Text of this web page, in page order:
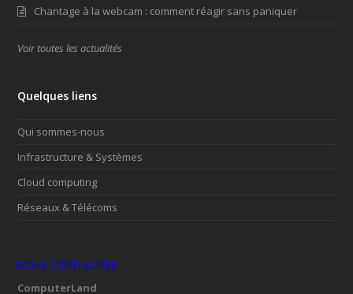
Chantage à la webcam : comment réagir sans paniquer
Voir toutes les actualités
Quelques liens
Qui sommes-nous
Infrastructure & Systèmes
Cloud computing
Réseaux & Télécoms
NOUS CONTACTER
ComputerLand